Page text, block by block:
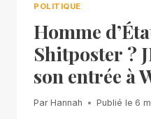
POLITIQUE
Homme
Shitposter ?
son entrée à
Par Hannah Publié le 6